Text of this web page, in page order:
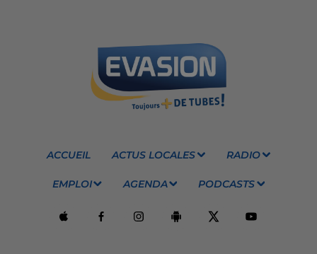
ACCUEIL ACTUS LOCALES RADIO
EMPLOI AGENDA PODCASTS